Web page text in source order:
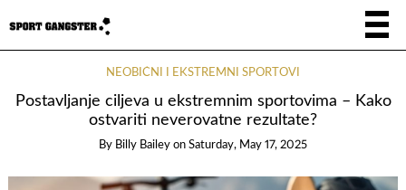
NEOBIČNI I EKSTREMNI SPORTOVI
Postavljanje ciljeva u ekstremnim sportovima – Kako
ostvariti neverovatne rezultate?
By Billy Bailey on Saturday, May 17, 2025